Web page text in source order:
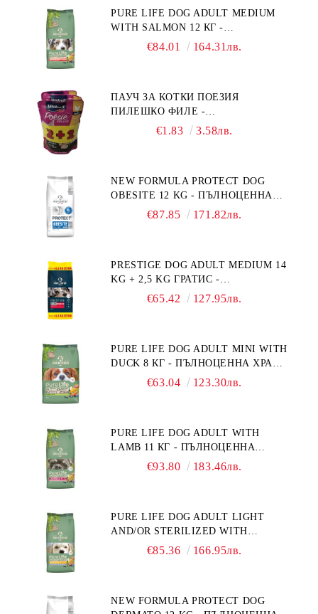
PURE LIFE DOG ADULT MEDIUM
WITH SALMON 12 КГ -
ПЪЛНОЦЕННА ХРАНА ЗА
БЕЗ ЗЪРНО, БЕЗ ГЛУТЕН.
ПРОИЗВЕДЕНА ВЪВ ФРАНЦИЯ.
€84.01 164.31лв.
ПАУЧ ЗА КОТКИ ПОЕЗИЯ
ПИЛЕШКО ФИЛЕ -
ПРОМОКОМПЛЕКТ 3 БР.
€1.83 3.58лв.
NEW FORMULA PROTECT DOG
OBESITE 12 KG - ПЪЛНОЦЕННА
ДИЕТИЧНА ХРАНА ЗА КУЧЕТА
"РЕГУЛИРАНЕ НА ВНОСА НА
ГЛЮКОЗА (DIABETES MELLITUS)."
€87.85 171.82лв.
PRESTIGE DOG ADULT MEDIUM 14
KG + 2,5 KG ГРАТИС -
ПЪЛНОЦЕННА ХРАНА ЗА
€65.42 127.95лв.
PURE LIFE DOG ADULT MINI WITH
DUCK 8 КГ - ПЪЛНОЦЕННА ХРАНА
ЗА ПОРАСНАЛИ КУЧЕТА ОТ
ГЛУТЕН. ПРОИЗВЕДЕНА ВЪВ
ФРАНЦИЯ.
€63.04 123.30лв.
PURE LIFE DOG ADULT WITH
LAMB 11 КГ - ПЪЛНОЦЕННА
ХРАНА ЗА ПОРАСНАЛИ КУЧЕТА С
НАД 1 ГОДИНА. БЕЗ ЗЪРНО, БЕЗ
ГЛУТЕН. ПРОИЗВЕДЕНА ВЪВ
ФРАНЦИЯ.
€93.80 183.46лв.
PURE LIFE DOG ADULT LIGHT
AND/OR STERILIZED WITH
CHICKEN 12 КГ - ПЪЛНОЦЕННА
КАСТРИРАНИ КУЧЕТА ОТ ВСИЧКИ
€85.36 166.95лв.
NEW FORMULA PROTECT DOG